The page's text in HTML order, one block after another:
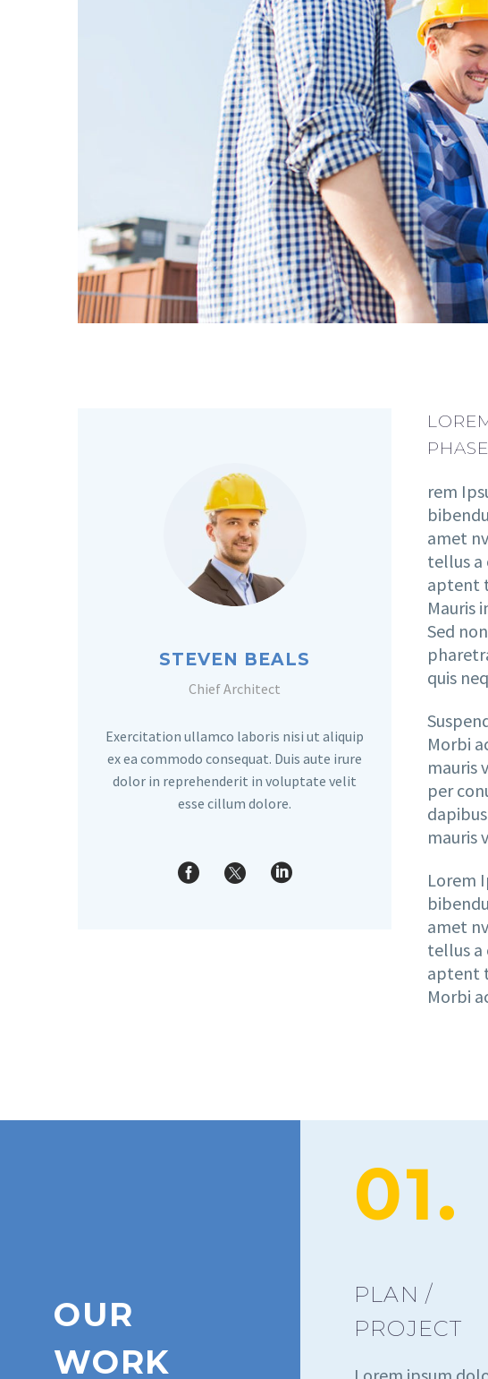
STEVEN BEALS
Chief Architect
Exercitation ullamco laboris nisi ut aliquip
ex ea commodo consequat. Duis aute irure
dolor in reprehenderit in voluptate velit
esse cillum dolore.
rem
amet
tellus a
aptent
Mauris
Sed
quis
Morbi
mauris
per
mauris
Lorem
amet
tellus a
aptent
Morbi
OUR
WORK
01.
PLAN /
PROJECT